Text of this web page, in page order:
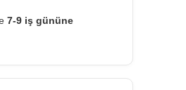
7-9 iş gününe